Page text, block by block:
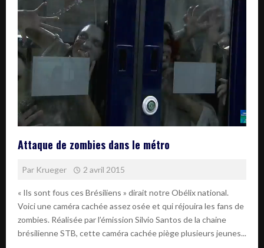
Attaque de zombies dans le métro
Par Krueger 2 avril 2015
« Ils sont fous ces Brésiliens » dirait notre Obélix national.
Voici une caméra cachée assez osée et qui réjouira les fans de
zombies. Réalisée par l’émission Silvio Santos de la chaine
brésilienne STB, cette caméra cachée piège plusieurs jeunes...